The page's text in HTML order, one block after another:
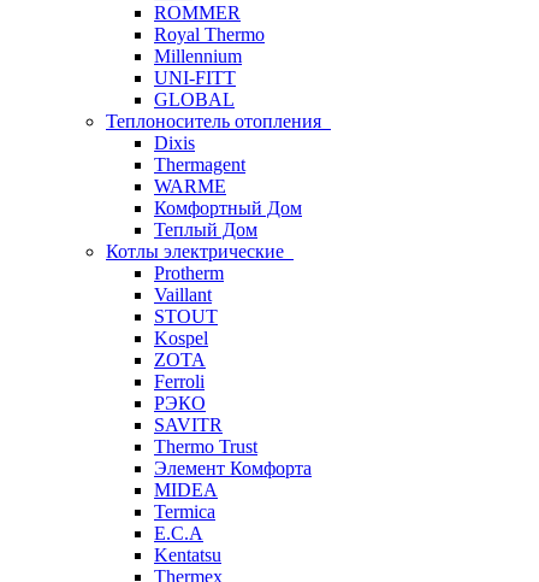
ROMMER
Royal Thermo
Millennium
UNI-FITT
GLOBAL
Теплоноситель отопления
Dixis
Thermagent
WARME
Комфортный Дом
Теплый Дом
Котлы электрические
Protherm
Vaillant
STOUT
Kospel
ZOTA
Ferroli
РЭКО
SAVITR
Thermo Trust
Элемент Комфорта
MIDEA
Termica
E.C.A
Kentatsu
Thermex